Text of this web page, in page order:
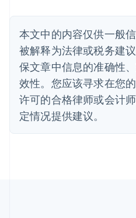
本文中的内容仅供一般
被解释为法律或税务建
保文章中信息的准确性
效性。您应该寻求在您
许可的合格律师或会计
定情况提供建议。
比利时
波兰
English
丹麦
English
德国
Deutsch English
法国
FrançaisEnglish
芬兰